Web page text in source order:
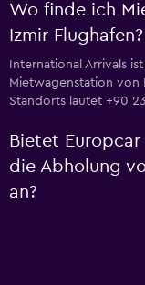
Wo finde ich
Izmir Flughafen?
International Arrivals
Mietwagenstation von
Standorts lautet +90
Bietet
die Abholung
an?